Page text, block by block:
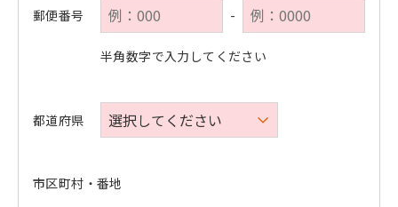
郵便番号 -
半角数字で入力してください
都道府県
市区町村・番地